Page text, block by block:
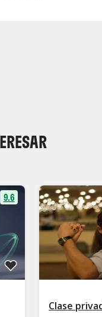
para las modalidades
abrirán
consultar la
9.6
Clase